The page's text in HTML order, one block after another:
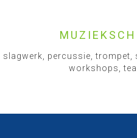
percussie,
workshops,